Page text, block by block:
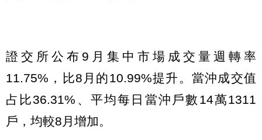
證交所公布9月集中市場成交量週轉率
11.75%，比8月的10.99%提升。當沖成交值
占比36.31%、平均每日當沖戶數14萬1311
戶，均較8月增加。